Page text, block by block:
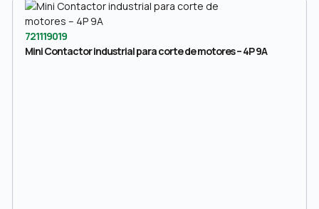
721119019
Mini Contactor industrial para corte de motores – 4P 9A